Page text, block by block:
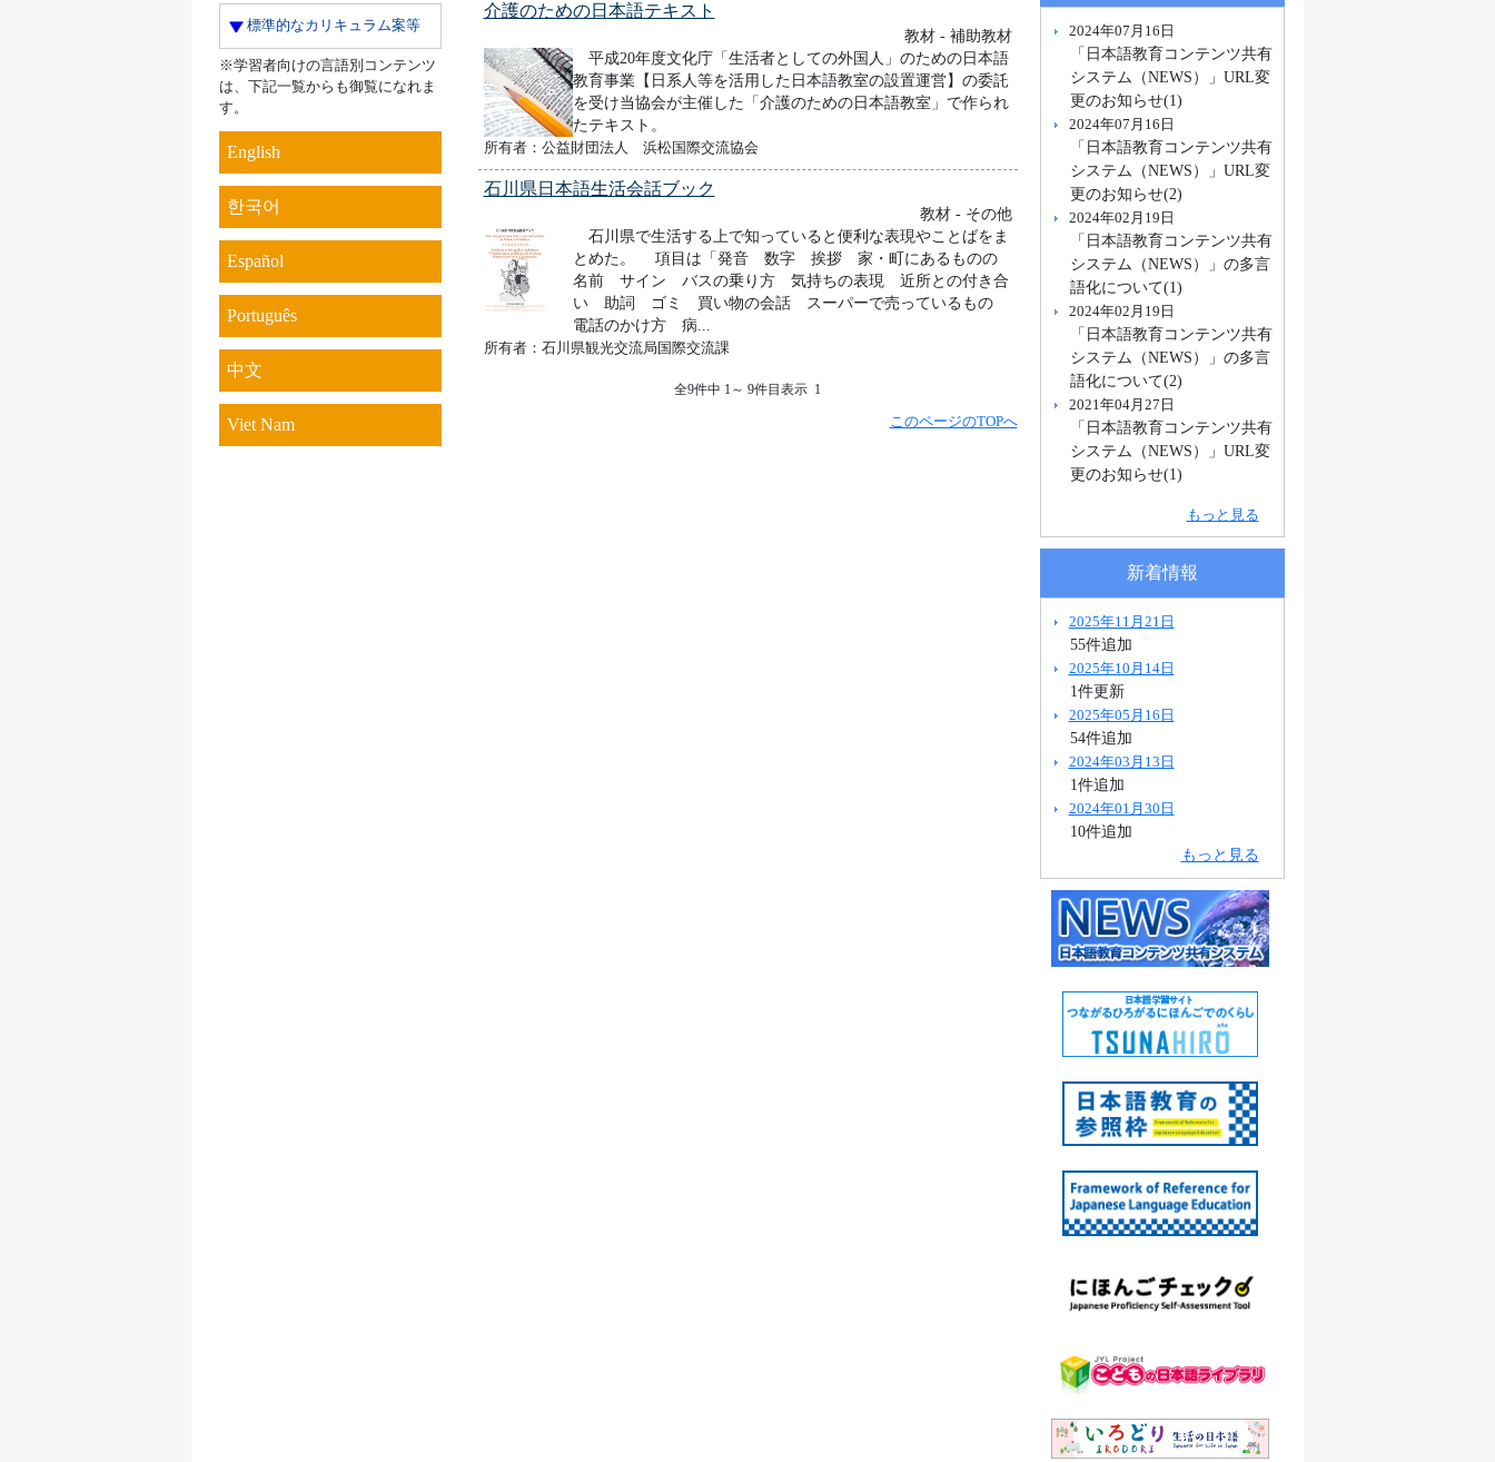
標準的なカリキュラム案等
※学習者向けの言語別コンテンツ
は、下記一覧からも御覧になれま
す。
English
한국어
Español
Português
中文
Viet Nam
介護のための日本語テキスト
教材 - 補助教材
平成20年度文化庁「生活者としての外国人」のための日本語
教育事業【日系人等を活用した日本語教室の設置運営】の委託
を受け当協会が主催した「介護のための日本語教室」で作られ
たテキスト。
所有者：公益財団法人 浜松国際交流協会
石川県日本語生活会話ブック
教材 - その他
石川県で生活する上で知っていると便利な表現やことばをま
とめた。 項目は「発音 数字 挨拶 家・町にあるものの
名前 サイン バスの乗り方 気持ちの表現 近所との付き合
い 助詞 ゴミ 買い物の会話 スーパーで売っているもの
電話のかけ方 病...
所有者：石川県観光交流局国際交流課
全9件中 1～ 9件目表示 1
このページのTOPへ
2024年07月16日
「日本語教育コンテンツ共有
システム（NEWS）」URL変
更のお知らせ(1)
2024年07月16日
「日本語教育コンテンツ共有
システム（NEWS）」URL変
更のお知らせ(2)
2024年02月19日
「日本語教育コンテンツ共有
システム（NEWS）」の多言
語化について(1)
2024年02月19日
「日本語教育コンテンツ共有
システム（NEWS）」の多言
語化について(2)
2021年04月27日
「日本語教育コンテンツ共有
システム（NEWS）」URL変
更のお知らせ(1)
もっと見る
新着情報
2025年11月21日
55件追加
2025年10月14日
1件更新
2025年05月16日
54件追加
2024年03月13日
1件追加
2024年01月30日
10件追加
もっと見る